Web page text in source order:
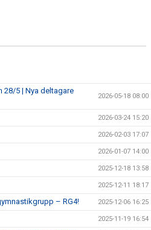
28/5 | Nya deltagare
2026-05-18 08:00
2026-03-24 15:20
2026-02-03 17:07
2026-01-07 14:00
2025-12-18 13:58
2025-12-11 18:17
– RG4! 2025-12-06 16:25
2025-11-19 16:54